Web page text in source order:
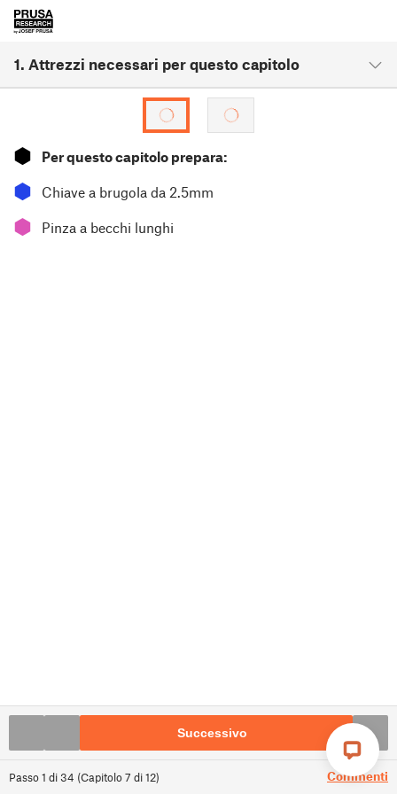
1. Attrezzi necessari per questo capitolo
Passo1 di34 (Capitolo7 di12) Commenti
⬢ Per questo capitolo prepara:
⬢ Chiave a brugola da 2.5mm
⬢ Pinza a becchi lunghi
Successivo